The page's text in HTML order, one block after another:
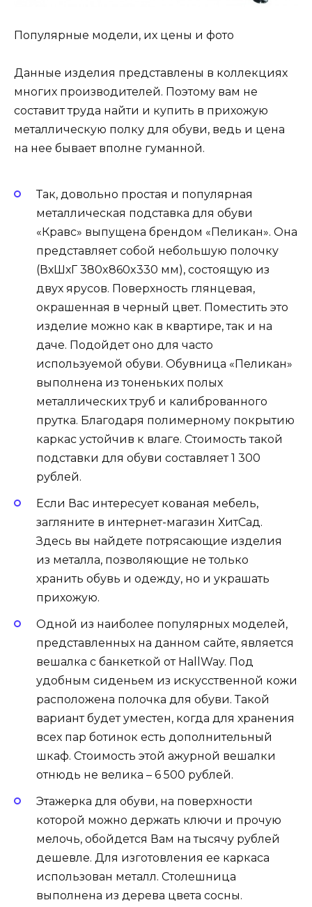
Популярные модели, их цены и фото
Данные изделия представлены в коллекциях
многих производителей. Поэтому вам не
составит труда найти и купить в прихожую
металлическую полку для обуви, ведь и цена
на нее бывает вполне гуманной.
Так, довольно простая и популярная
металлическая подставка для обуви
«Кравс» выпущена брендом «Пеликан». Она
представляет собой небольшую полочку
(ВхШхГ 380x860x330 мм), состоящую из
двух ярусов. Поверхность глянцевая,
окрашенная в черный цвет. Поместить это
изделие можно как в квартире, так и на
даче. Подойдет оно для часто
используемой обуви. Обувница «Пеликан»
выполнена из тоненьких полых
металлических труб и калиброванного
прутка. Благодаря полимерному покрытию
каркас устойчив к влаге. Стоимость такой
подставки для обуви составляет 1 300
рублей.
Если Вас интересует кованая мебель,
загляните в интернет-магазин ХитСад.
Здесь вы найдете потрясающие изделия
из металла, позволяющие не только
хранить обувь и одежду, но и украшать
прихожую.
Одной из наиболее популярных моделей,
представленных на данном сайте, является
вешалка с банкеткой от HallWay. Под
удобным сиденьем из искусственной кожи
расположена полочка для обуви. Такой
вариант будет уместен, когда для хранения
всех пар ботинок есть дополнительный
шкаф. Стоимость этой ажурной вешалки
отнюдь не велика – 6 500 рублей.
Этажерка для обуви, на поверхности
которой можно держать ключи и прочую
мелочь, обойдется Вам на тысячу рублей
дешевле. Для изготовления ее каркаса
использован металл. Столешница
выполнена из дерева цвета сосны.